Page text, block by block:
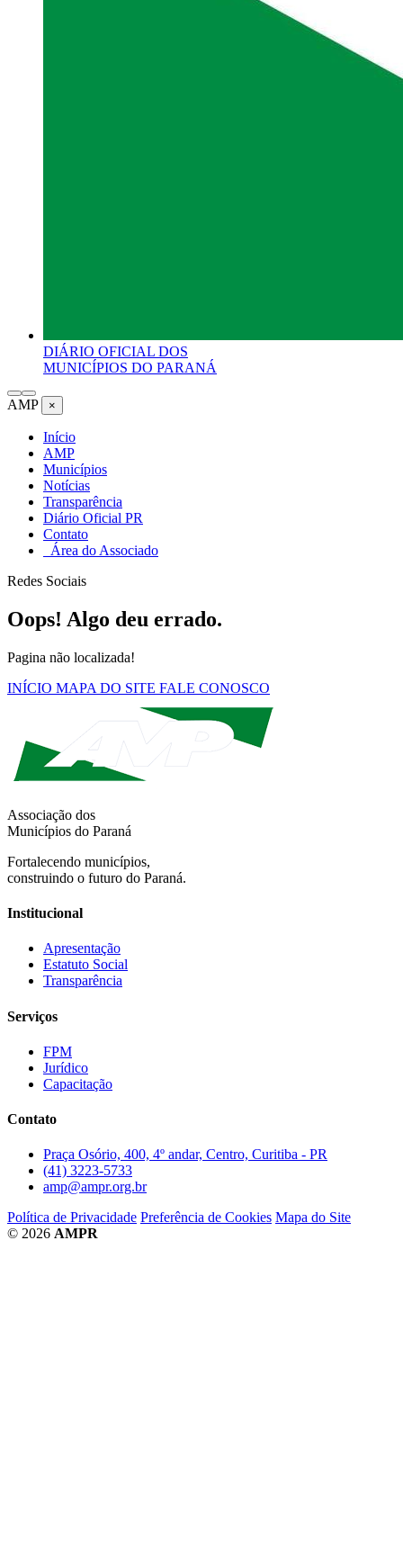
DIÁRIO OFICIAL DOS
MUNICÍPIOS DO PARANÁ
AMP ×
Início
AMP
Municípios
Notícias
Transparência
Diário Oficial PR
Contato
Área do Associado
Redes Sociais
Oops! Algo deu errado.
Pagina não localizada!
INÍCIO MAPA DO SITE FALE CONOSCO
Associação dos
Municípios do Paraná
Fortalecendo municípios,
construindo o futuro do Paraná.
Institucional
Apresentação
Estatuto Social
Transparência
Serviços
FPM
Jurídico
Capacitação
Contato
Praça Osório, 400, 4º andar, Centro, Curitiba - PR
(41) 3223-5733
amp@ampr.org.br
Política de Privacidade Preferência de Cookies Mapa do Site
© 2026 AMPR